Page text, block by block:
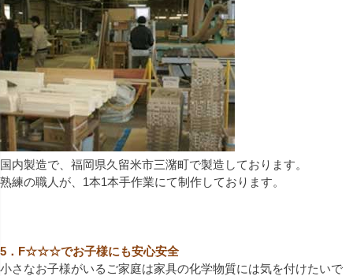
国内製造で、福岡県久留米市三潴町で製造しております。
熟練の職人が、1本1本手作業にて制作しております。
5．F☆☆☆でお子様にも安心安全
小さなお子様がいるご家庭は家具の化学物質には気を付けたいで